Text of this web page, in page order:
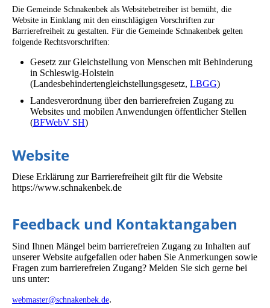
Die Gemeinde Schnakenbek als Websitebetreiber ist bemüht, die
Website in Einklang mit den einschlägigen Vorschriften zur
Barrierefreiheit zu gestalten. Für die Gemeinde Schnakenbek gelten
folgende Rechtsvorschriften:
Gesetz zur Gleichstellung von Menschen mit Behinderung
in Schleswig-Holstein
(Landesbehindertengleichstellungsgesetz, LBGG)
Landesverordnung über den barrierefreien Zugang zu
Websites und mobilen Anwendungen öffentlicher Stellen
(BFWebV SH)
Website
Diese Erklärung zur Barrierefreiheit gilt für die Website
https://www.schnakenbek.de
Feedback und Kontaktangaben
Sind Ihnen Mängel beim barrierefreien Zugang zu Inhalten auf
unserer Website aufgefallen oder haben Sie Anmerkungen sowie
Fragen zum barrierefreien Zugang? Melden Sie sich gerne bei
uns unter:
webmaster@schnakenbek.de.